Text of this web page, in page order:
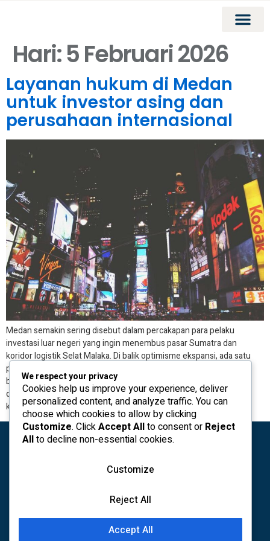
Hari:5 Februari 2026
Layanan hukum di Medan
untuk investor asing dan
perusahaan internasional
Medan semakin sering disebut dalam percakapan para pelaku
investasi luar negeri yang ingin menembus pasar Sumatra dan
koridor logistik Selat Malaka. Di balik optimisme ekspansi, ada satu
pekerjaan sunyi yang kerap menentukan apakah rencana bisnis
berjalan mulus atau tersendat: layanan hukum. Bagi investor asing
dan perusahaan internasional, Medan menawarkan dinamika yang
khas—dari kebutuhan perizinan perusahaan […]
kontakTimPemberitahuan hukumPeta situs
We respect your privacy
Cookies help us improve your experience, deliver
personalized content, and analyze traffic. You can
choose which cookies to allow by clicking
Customize. ClickAccept Allto consent or Reject
Allto decline non-essential cookies.
Customize
Reject All
Accept All